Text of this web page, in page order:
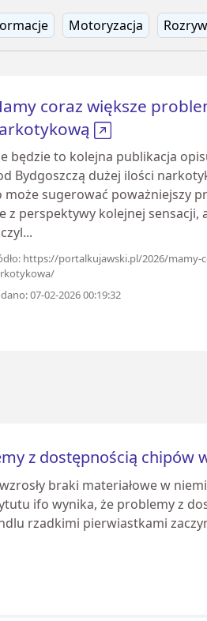
Motoryzacja
coraz większe
będzie to kolejna publikacja
Bydgoszczą dużej ilości
może sugerować poważniejszy
z perspektywy kolejnej sensacji,
https://portalkujawski.pl/2026/mamy-
07-02-2026 00:19:32
z dostępnością chipów
braki materiałowe w
ifo wynika, że problemy z
rzadkimi pierwiastkami